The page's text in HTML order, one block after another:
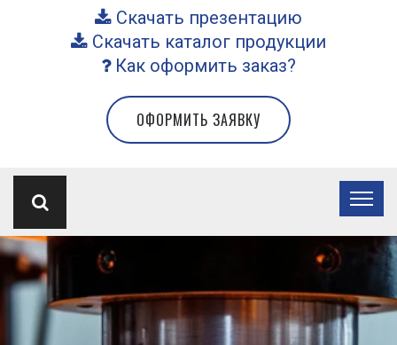
Скачать презентацию
Скачать каталог продукции
Как оформить заказ?
ОФОРМИТЬ ЗАЯВКУ